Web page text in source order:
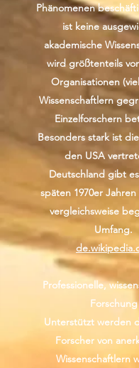
Phänomenen
ist keine
akademische
wird größtenteils
Organisationen
Wissenschaftlern
Einzelforschern
Besonders stark ist
den USA
Deutschland gibt
späten 1970er
vergleichsweise
Umfang.
Professionelle,
Forschung
Unterstützt werden
Forscher von
Wissenschaftlern